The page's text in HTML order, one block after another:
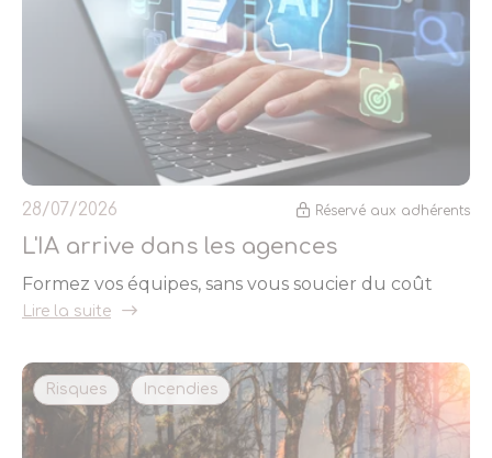
28/07/2026 Réservé aux adhérents
L'IA arrive dans les agences
Formez vos équipes, sans vous soucier du coût
Lire la suite
Risques Incendies